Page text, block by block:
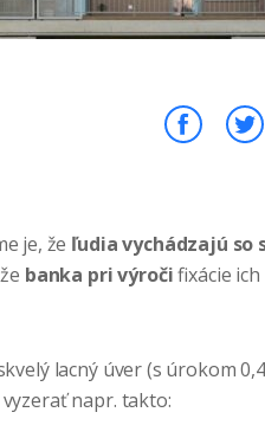
je, že ľudia vychádzajú so
banka pri výročifixácie
lacný úver (s úrokom
vyzerať napr. takto: